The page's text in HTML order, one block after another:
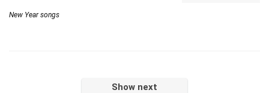
New Year songs
Show next